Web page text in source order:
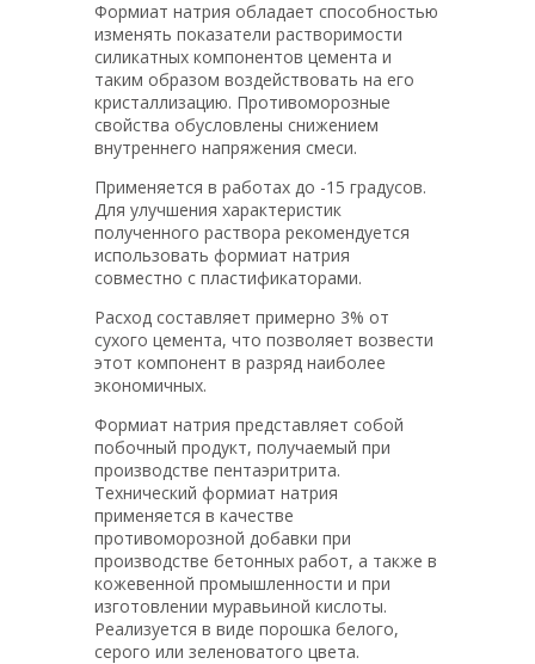
Формиат натрия обладает способностью
изменять показатели растворимости
силикатных компонентов цемента и
таким образом воздействовать на его
кристаллизацию. Противоморозные
свойства обусловлены снижением
внутреннего напряжения смеси.
Применяется в работах до -15 градусов.
Для улучшения характеристик
полученного раствора рекомендуется
использовать формиат натрия
совместно с пластификаторами.
Расход составляет примерно 3% от
сухого цемента, что позволяет возвести
этот компонент в разряд наиболее
экономичных.
Формиат натрия представляет собой
побочный продукт, получаемый при
производстве пентаэритрита.
Технический формиат натрия
применяется в качестве
противоморозной добавки при
производстве бетонных работ, а также в
кожевенной промышленности и при
изготовлении муравьиной кислоты.
Реализуется в виде порошка белого,
серого или зеленоватого цвета.